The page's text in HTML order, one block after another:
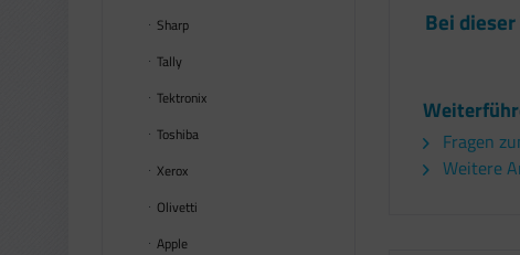
Sharp
Tally
Tektronix
Toshiba
Xerox
Olivetti
Apple
Bei
Fragen
Weitere